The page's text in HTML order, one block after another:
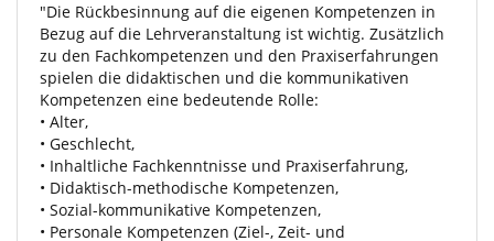
"Die Rückbesinnung auf die eigenen Kompetenzen in
Bezug auf die Lehrveranstaltung ist wichtig. Zusätzlich
zu den Fachkompetenzen und den Praxiserfahrungen
spielen die didaktischen und die kommunikativen
Kompetenzen eine bedeutende Rolle:
• Alter,
• Geschlecht,
• Inhaltliche Fachkenntnisse und Praxiserfahrung,
• Didaktisch-methodische Kompetenzen,
• Sozial-kommunikative Kompetenzen,
• Personale Kompetenzen (Ziel-, Zeit- und